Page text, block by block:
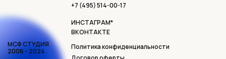
МСФ СТУДИЯ
2006 - 2024
ИНСТАГРАМ*
ВКОНТАКТЕ
+7 (495) 514-00-17
Политика конфиденциальности